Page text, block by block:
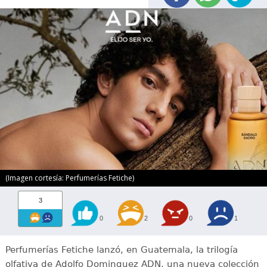
(Imagen cortesía: Perfumerías Fetiche)
3
0 2 0 1
Perfumerías Fetiche lanzó, en Guatemala, la trilogía
olfativa de Adolfo Dominguez ADN, una nueva colección